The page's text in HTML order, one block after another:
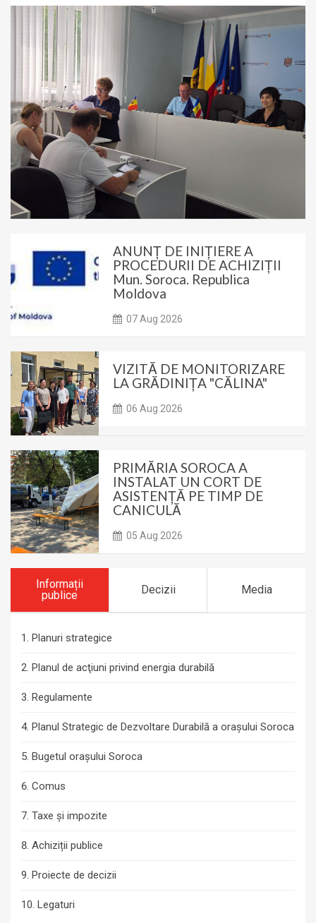
ANUNȚ DE INIȚIERE A
PROCEDURII DE ACHIZIȚII
Mun. Soroca. Republica
Moldova
07 Aug 2026
VIZITĂ DE MONITORIZARE
LA GRĂDINIȚA "CĂLINA"
06 Aug 2026
PRIMĂRIA SOROCA A
INSTALAT UN CORT DE
ASISTENȚĂ PE TIMP DE
CANICULĂ
05 Aug 2026
Informații
publice
Decizii Media
Planuri strategice
Planul de acţiuni privind energia durabilă
Regulamente
Planul Strategic de Dezvoltare Durabilă a orașului Soroca
Bugetul orașului Soroca
Comus
Taxe și impozite
Achiziții publice
Proiecte de decizii
Legaturi